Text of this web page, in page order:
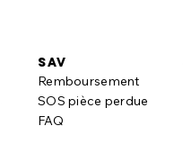
SAV
Remboursement
SOS pièce perdue
FAQ